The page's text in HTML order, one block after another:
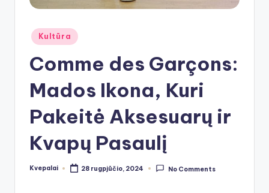
Posted
in
Kultūra
Comme des Garçons:
Mados Ikona, Kuri
Pakeitė Aksesuarų ir
Kvapų Pasaulį
Posted
Kvepalai 28 rugpjūčio, 2024 No Comments